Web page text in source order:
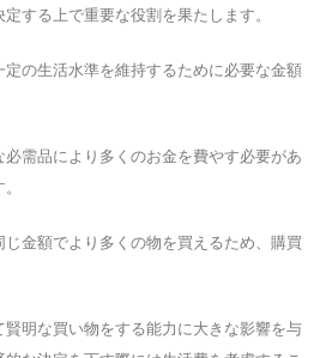
する上で重要な役割を果たします。
の生活水準を維持するために必要な金額
需品により多くのお金を費やす必要があ
金額でより多くの物を買えるため、購買
賢明な買い物をする能力に大きな影響を与